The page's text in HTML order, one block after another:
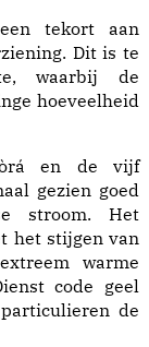
tekort aan
Dit is te
waarbij de
hoeveelheid
en de vijf
gezien goed
stroom. Het
het stijgen van
warme
code geel
de